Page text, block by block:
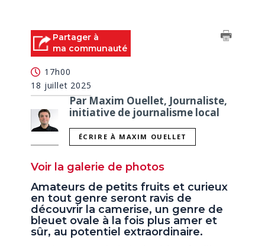
Partager à
ma communauté
17h00
18 juillet 2025
Par Maxim Ouellet, Journaliste,
initiative de journalisme local
ÉCRIRE À MAXIM OUELLET
Voir la galerie de photos
Amateurs de petits fruits et curieux
en tout genre seront ravis de
découvrir la camerise, un genre de
bleuet ovale à la fois plus amer et
sûr, au potentiel extraordinaire.